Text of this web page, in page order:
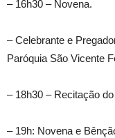
– 16h30 – Novena.
– Celebrante e
Paróquia São Vicente
– 18h30 – Recitação
– 19h: Novena e